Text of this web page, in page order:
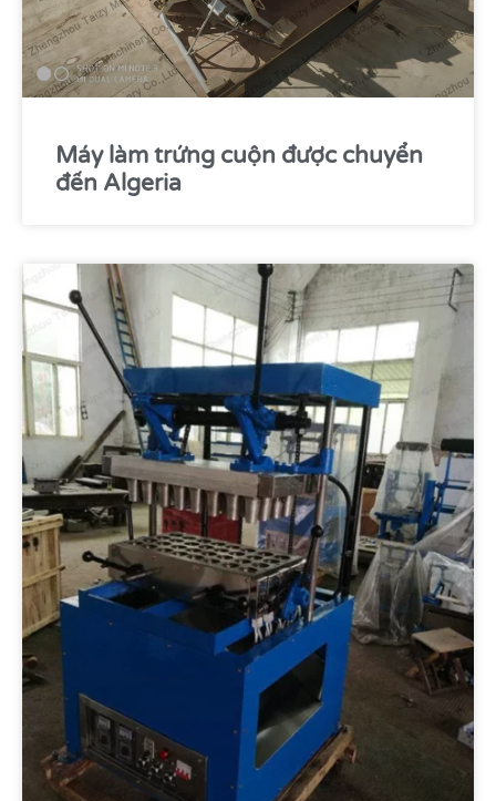
Máy làm trứng cuộn được chuyển
đến Algeria